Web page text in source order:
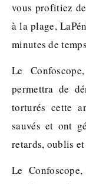
vous profitiez
à la plage,
minutes de
Le
permettra de
torturés cette
sauvés et ont
retards, oublis
Le